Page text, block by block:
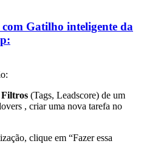
Gatilho inteligente da
Filtros (Tags, Leadscore) de um
, criar uma nova tarefa no
clique em “Fazer essa